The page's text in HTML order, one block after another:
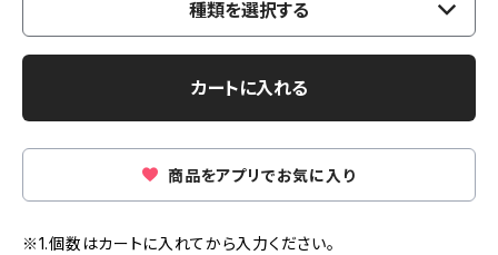
種類を選択する
カートに入れる
商品をアプリでお気に入り
※1.個数はカートに入れてから入力ください。